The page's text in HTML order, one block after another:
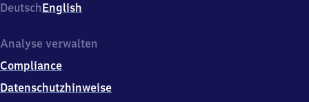
DeutschEnglish
Analyse verwalten
Compliance
Datenschutzhinweise